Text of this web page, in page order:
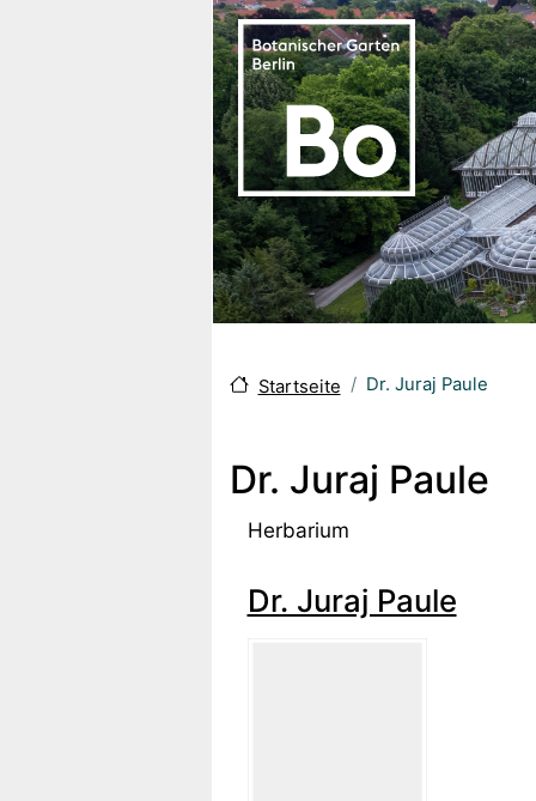
Startseite Dr. Juraj Paule
Dr. Juraj Paule
Herbarium
Dr. Juraj Paule